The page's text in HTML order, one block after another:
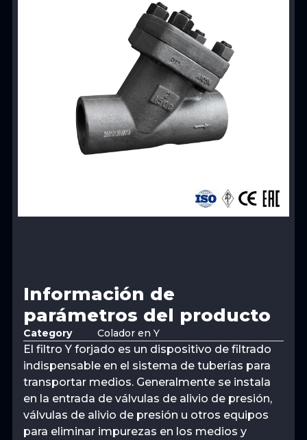
Información de
parámetros del producto
Category Colador en Y
El filtro Y forjado es un dispositivo de filtrado
indispensable en el sistema de tuberías para
transportar medios. Generalmente se instala
en la entrada de válvulas de alivio de presión,
válvulas de alivio de presión u otros equipos
para eliminar impurezas en los medios y